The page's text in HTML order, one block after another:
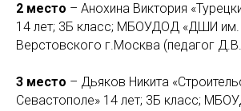
2 место – Анохина Виктория
14 лет; 3Б класс; МБОУДОД «ДШИ им.
Верстовского г.Москва (педагог
3 место – Дьяков Никита
Севастополе» 14 лет; 3Б класс;